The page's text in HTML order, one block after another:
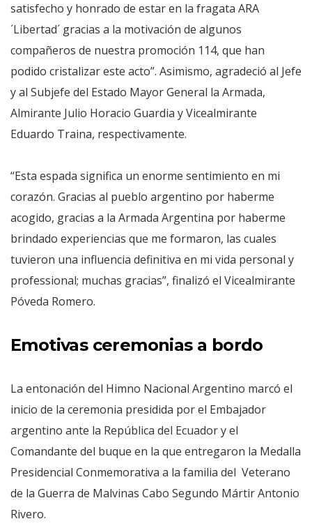
satisfecho y honrado de estar en la fragata ARA
´Libertad´ gracias a la motivación de algunos
compañeros de nuestra promoción 114, que han
podido cristalizar este acto”. Asimismo, agradeció al Jefe
y al Subjefe del Estado Mayor General la Armada,
Almirante Julio Horacio Guardia y Vicealmirante
Eduardo Traina, respectivamente.
“Esta espada significa un enorme sentimiento en mi
corazón. Gracias al pueblo argentino por haberme
acogido, gracias a la Armada Argentina por haberme
brindado experiencias que me formaron, las cuales
tuvieron una influencia definitiva en mi vida personal y
professional; muchas gracias”, finalizó el Vicealmirante
Póveda Romero.
Emotivas ceremonias a bordo
La entonación del Himno Nacional Argentino marcó el
inicio de la ceremonia presidida por el Embajador
argentino ante la República del Ecuador y el
Comandante del buque en la que entregaron la Medalla
Presidencial Conmemorativa a la familia del Veterano
de la Guerra de Malvinas Cabo Segundo Mártir Antonio
Rivero.